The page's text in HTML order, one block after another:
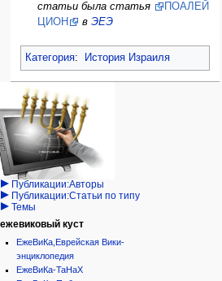
статьи была статья
ПОАЛЕЙ
ЦИОН
в ЭЕЭ
Категория: История Израиля
Навигация
персональные инструменты
войти
запрос
учётной
записи
категории
Израиль:Страна и
государство
Иудаизм
Народ
Проекты
Проекты/Участники/
дополнения
Публикации:Авторы
Публикации:Статьи по типу
Темы
ежевиковый куст
ЕжеВиКа,Еврейская Вики-
энциклопедия
ЕжеВиКа-ТаНаХ